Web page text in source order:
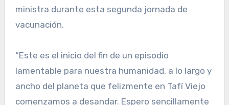
ministra durante esta segunda jornada de
vacunación.
“Este es el inicio del fin de un episodio
lamentable para nuestra humanidad, a lo largo y
ancho del planeta que felizmente en Tafí Viejo
comenzamos a desandar. Espero sencillamente